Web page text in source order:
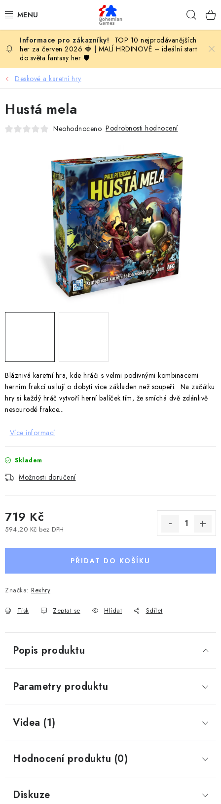
na
KOMPLETNÍ NABÍDKA HER
PODLE VĚKU
DESKOHERNÍ KLUBY, DDM, KNIHOVNY A JINÉ
ZÁJMOVÉ ORGANIZACE
ZÁKLADNÍ A MATEŘSKÉ ŠKOLY, STŘEDNÍ ŠKOLY A
JINÁ VZDĚLÁVACÍ ZAŘÍZENÍ
Obchodní podmínky
Doprava a platba
Podmínky ochrany osobních údajů
Kalendář akcí Bohemian Games 🎉
Kde koupit hry Bohemian Games
Zákaznická podpora
Provizní systém
TOP 10 nejprodávanějších
her za červen 2026 🍓
MALÍ HRDINOVÉ – ideální start
do světa fantasy her 🛡️
Deskové a karetní hry
Bláznivá karetní hra, kde hráči s velmi podivnými kombinacemi
herním frakcí usilují o dobytí více základen než soupeři. Na začátku
hry si každý hráč vytvoří herní balíček tím, že smíchá dvě zdánlivě
nesourodé frakce...
Více informací
Skladem
Možnosti doručení
719 Kč
594,20 Kč bez DPH
PŘIDAT DO KOŠÍKU
Značka: Rexhry
Tisk Zeptat se Hlídat Sdílet
Hustá mela
Neohodnoceno Podrobnosti hodnocení
Popis produktu
Parametry produktu
Videa (1)
Hodnocení produktu (0)
Diskuze